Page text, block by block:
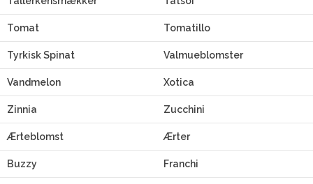
Tomat Tomatillo
Tyrkisk Spinat Valmueblomster
Vandmelon Xotica
Zinnia Zucchini
Ærteblomst Ærter
Buzzy Franchi